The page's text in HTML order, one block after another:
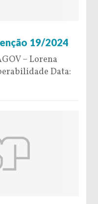
19/2024
– Lorena
Data: